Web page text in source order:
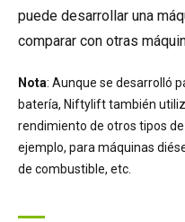
puede desarrollar una
comparar con otras
Nota: Aunque se desarrolló
batería, Niftylift también
rendimiento de otros tipos
ejemplo, para máquinas
de combustible, etc.